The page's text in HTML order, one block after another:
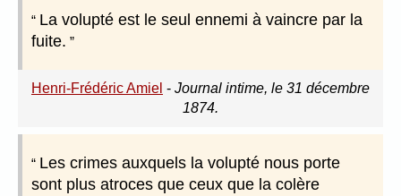
La volupté est le seul ennemi à vaincre par la
fuite.
Henri-Frédéric Amiel - Journal intime, le 31 décembre
1874.
Les crimes auxquels la volupté nous porte
sont plus atroces que ceux que la colère